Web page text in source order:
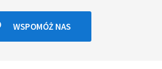
WSPOMÓŻ NAS